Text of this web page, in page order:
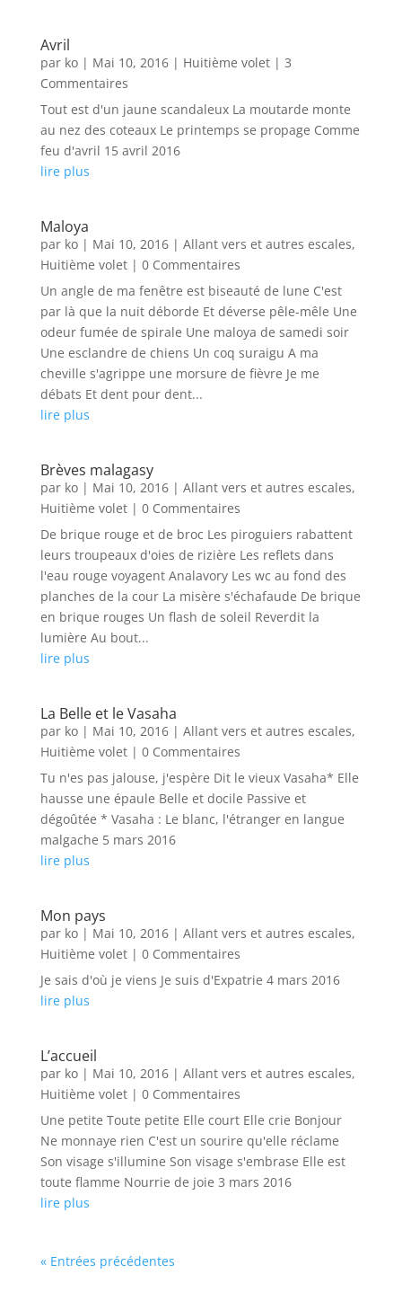
Avril
par ko| Mai 10, 2016| Huitième volet| 3
Commentaires
Tout est d'un jaune scandaleux La moutarde monte
au nez des coteaux Le printemps se propage Comme
feu d'avril 15 avril 2016
lire plus
Maloya
par ko| Mai 10, 2016| Allant vers et autres escales,
Huitième volet| 0 Commentaires
Un angle de ma fenêtre est biseauté de lune C'est
par là que la nuit déborde Et déverse pêle-mêle Une
odeur fumée de spirale Une maloya de samedi soir
Une esclandre de chiens Un coq suraigu A ma
cheville s'agrippe une morsure de fièvre Je me
débats Et dent pour dent...
lire plus
Brèves malagasy
par ko| Mai 10, 2016| Allant vers et autres escales,
Huitième volet| 0 Commentaires
De brique rouge et de broc Les piroguiers rabattent
leurs troupeaux d'oies de rizière Les reflets dans
l'eau rouge voyagent Analavory Les wc au fond des
planches de la cour La misère s'échafaude De brique
en brique rouges Un flash de soleil Reverdit la
lumière Au bout...
lire plus
La Belle et le Vasaha
par ko| Mai 10, 2016| Allant vers et autres escales,
Huitième volet| 0 Commentaires
Tu n'es pas jalouse, j'espère Dit le vieux Vasaha* Elle
hausse une épaule Belle et docile Passive et
dégoûtée * Vasaha : Le blanc, l'étranger en langue
malgache 5 mars 2016
lire plus
Mon pays
par ko| Mai 10, 2016| Allant vers et autres escales,
Huitième volet| 0 Commentaires
Je sais d'où je viens Je suis d'Expatrie 4 mars 2016
lire plus
L’accueil
par ko| Mai 10, 2016| Allant vers et autres escales,
Huitième volet| 0 Commentaires
Une petite Toute petite Elle court Elle crie Bonjour
Ne monnaye rien C'est un sourire qu'elle réclame
Son visage s'illumine Son visage s'embrase Elle est
toute flamme Nourrie de joie 3 mars 2016
lire plus
« Entrées précédentes